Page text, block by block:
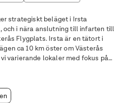
strategiskt beläget i Irsta
och i nära anslutning till infarten till
Flygplats. Irsta är en tätort i
ca 10 km öster om Västerås
varierande lokaler med fokus på
ca 36 000
lokalarea. Lokalen som